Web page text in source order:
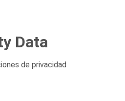
Data
de privacidad